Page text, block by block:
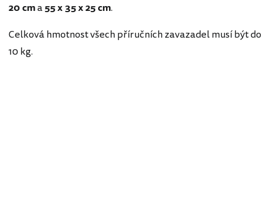
20 cma55 x 35 x 25 cm.
Celková hmotnost všech příručních zavazadel musí být do
10 kg.